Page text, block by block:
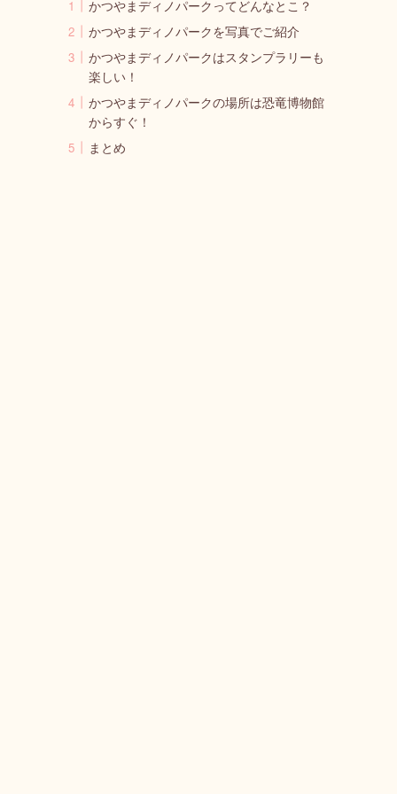
かつやまディノパークってどんなとこ？
かつやまディノパークを写真でご紹介
かつやまディノパークはスタンプラリーも
楽しい！
かつやまディノパークの場所は恐竜博物館
からすぐ！
まとめ